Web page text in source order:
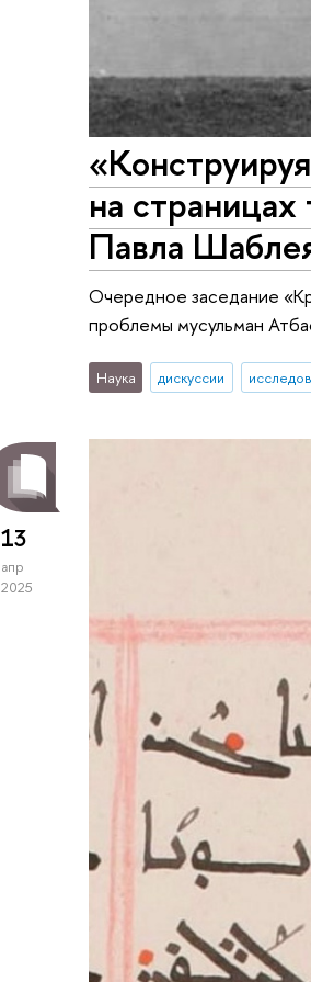
на
Павла
Очередное заседание
проблемы мусульман
Наука дискуссии
13
апр
2025